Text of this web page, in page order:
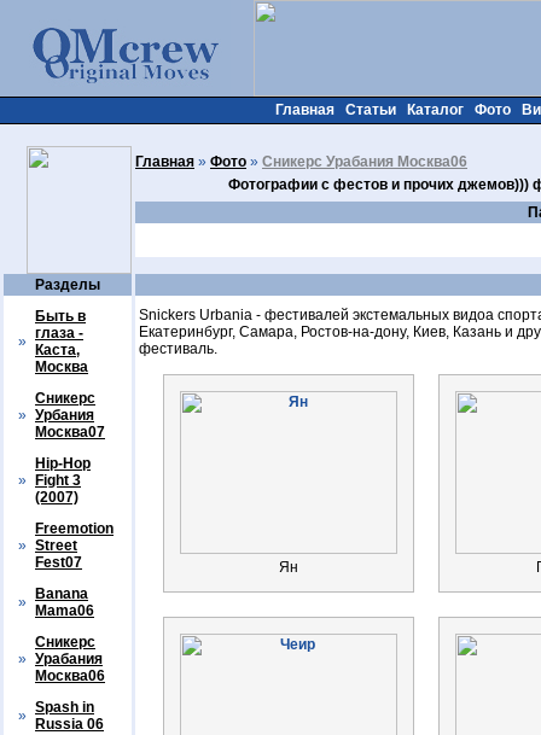
Разделы
»
Быть в
глаза -
Каста,
Москва
»
Сникерс
Урбания
Москва07
»
Hip-Hop
Fight 3
(2007)
»
Freemotion
Street
Fest07
»
Banana
Mama06
»
Сникерс
Урабания
Москва06
» Spash in
Russia 06
Главная Статьи Каталог Фото
Главная » Фото » Сникерс Урабания Москва06
Фотографии с фестов и прочих джемов)))
Snickers Urbania - фестивалей экстемальных видоа
Екатеринбург, Самара, Ростов-на-дону, Киев, Казань и
фестиваль.
Ян